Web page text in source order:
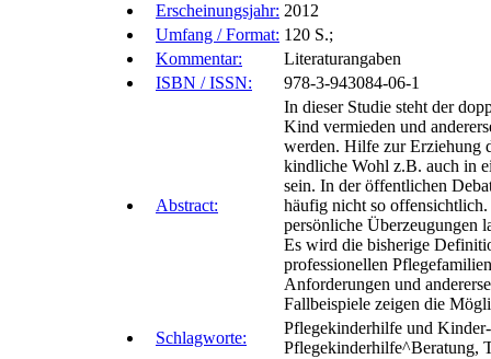
Erscheinungsjahr: 2012
Umfang / Format: 120 S.;
Kommentar:
Literaturangaben
ISBN / ISSN:
978-3-943084-06-1
Abstract:
In dieser Studie steht der
Kind vermieden und
werden. Hilfe zur Erziehung
kindliche Wohl z.B. auch in
sein. In der öffentlichen
häufig nicht so offensichtlich.
persönliche Überzeugungen
Es wird die bisherige
professionellen
Anforderungen und
Fallbeispiele zeigen die
Schlagworte:
Pflegekinderhilfe und
Pflegekinderhilfe^Beratung,